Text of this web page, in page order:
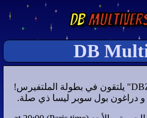
DB
DB
۲۰ كونًا انحرفوا عن عالم "DBZ" يلتقون في بطولة الملتفيرس!
دراغون بول سوبر ليسا ذي صلة.